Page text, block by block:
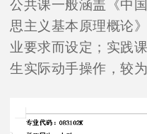
公共课一般涵盖《中
思主义基本原理概论
业要求而设定；实践
生实际动手操作，较为